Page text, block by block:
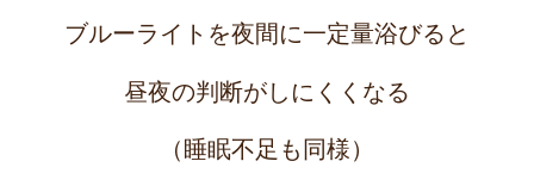
ブルーライトを夜間に一定量浴びると
昼夜の判断がしにくくなる
（睡眠不足も同様）